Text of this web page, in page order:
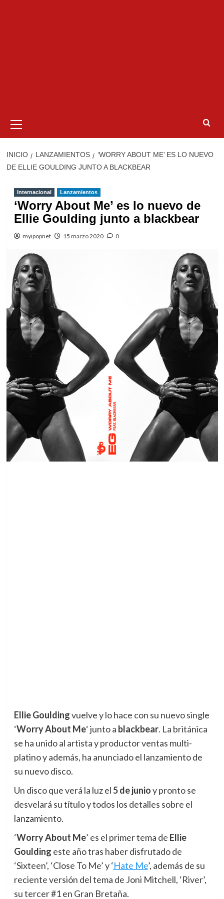
primario
INICIO LANZAMIENTOS
‘WORRY ABOUT ME’ ES LO NUEVO
DE ELLIE GOULDING JUNTO A BLACKBEAR
Internacional Lanzamientos
‘Worry About Me’ es lo nuevo de
Ellie Goulding junto a blackbear
myipopnet 15 marzo 2020 0
Ellie Gouldingvuelve y lo hace con su nuevo single
‘Worry About Me‘ junto a blackbear. La británica
se ha unido al artista y productor ventas multi-
platino y además, ha anunciado el lanzamiento de
su nuevo disco.
Un disco que verá la luz el5 de junioy pronto se
desvelará su título y todos los detalles sobre el
lanzamiento.
‘Worry About Me’ es el primer tema de Ellie
Goulding este año tras haber disfrutado de
‘Sixteen’, ‘Close To Me’ y ‘Hate Me’, además de su
reciente versión del tema de Joni Mitchell, ‘River’,
su tercer #1 en Gran Bretaña.